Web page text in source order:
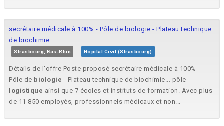
secrétaire médicale à 100% - Pôle de biologie - Plateau technique
de biochimie
Strasbourg, Bas-Rhin Hopital Civil (Strasbourg)
Détails de l'offre Poste proposé secrétaire médicale à 100% -
Pôle de biologie - Plateau technique de biochimie... pôle
logistique ainsi que 7 écoles et instituts de formation. Avec plus
de 11 850 employés, professionnels médicaux et non...